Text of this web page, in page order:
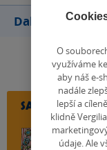
Další knihy
O
využíváme
aby náš e-
nadále
lepší a
klidně
údaje. Ale